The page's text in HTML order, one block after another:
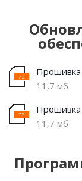
Прошивка
11,7 мб
Прошивка
11,7 мб